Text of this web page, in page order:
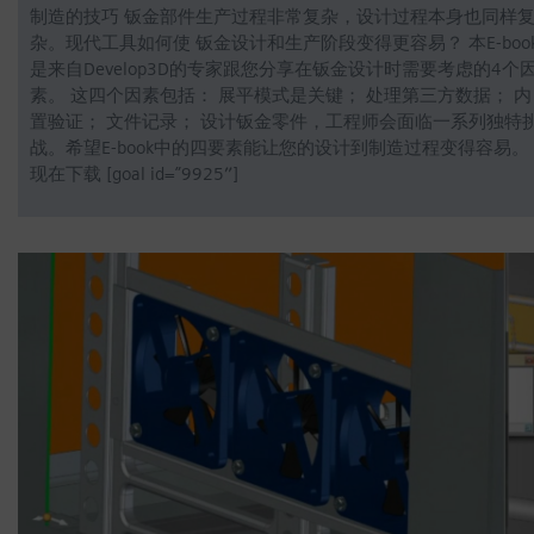
制造的技巧 钣金部件生产过程非常复杂，设计过程本身也同样复
杂。现代工具如何使 钣金设计和生产阶段变得更容易？ 本E-
是来自Develop3D的专家跟您分享在钣金设计时需要考虑的4个
素。 这四个因素包括： 展平模式是关键； 处理第三方数据； 内
置验证； 文件记录； 设计钣金零件，工程师会面临一系列独特
战。希望E-book中的四要素能让您的设计到制造过程变得容易。
现在下载 [goal id=”9925″]